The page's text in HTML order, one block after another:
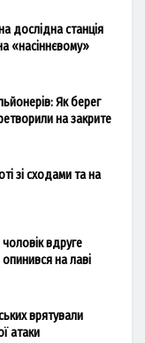
дослідна станція
«насіннєвому»
Як берег
на закрите
зі сходами та на
вдруге
на лаві
врятували
атаки